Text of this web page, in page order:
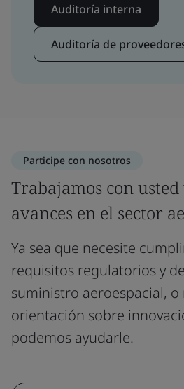
Auditoría interna
Auditoría de
Participe con nosotros
Trabajamos con
avances en el sector
Ya sea que necesite
requisitos regulatorios y
suministro aeroespacial,
orientación sobre
podemos ayudarle.